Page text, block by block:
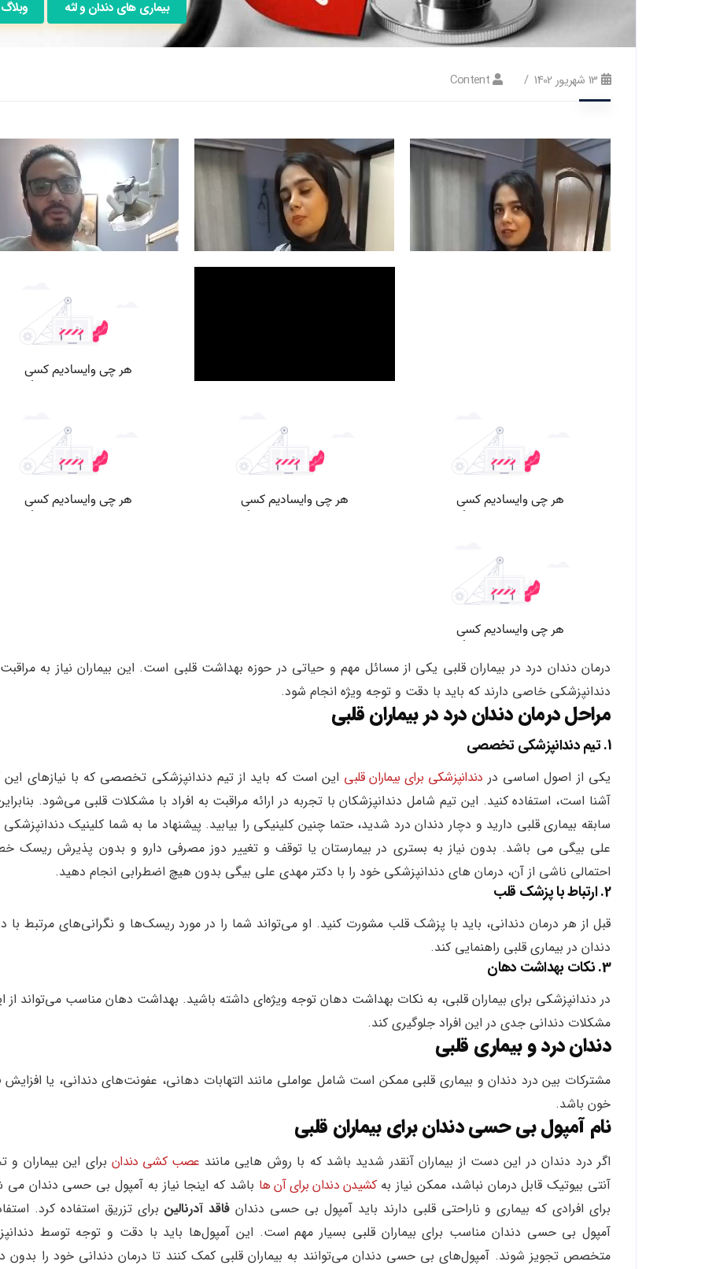
بیماری های دندان و لثه وبلاگ
13 شهریور 1402 Content
درمان دندان درد در بیماران قلبی یکی از مسائل مهم و حیاتی در حوزه بهداشت قلبی است. این بیماران نیاز به
دندانپزشکی خاصی دارند که باید با دقت و توجه ویژه انجام شود.
مراحل درمان دندان درد در بیماران قلبی
1. تیم دندانپزشکی تخصصی
یکی از اصول اساسی در دندانپزشکی برای بیماران قلبی این است که باید از تیم دندانپزشکی تخصصی که با نیازهای این
آشنا است، استفاده کنید. این تیم شامل دندانپزشکان با تجربه در ارائه مراقبت به افراد با مشکلات قلبی می‌شود.
سابقه بیماری قلبی دارید و دچار دندان درد شدید، حتما چنین کلینیکی را بیابید. پیشنهاد ما به شما کلینیک دندانپزشکی
علی بیگی می باشد. بدون نیاز به بستری در بیمارستان یا توقف و تغییر دوز مصرفی دارو و بدون پذیرش ریسک
احتمالی ناشی از آن، درمان های دندانپزشکی خود را با دکتر مهدی علی بیگی بدون هیچ اضطرابی انجام دهید.
2. ارتباط با پزشک قلب
قبل از هر درمان دندانی، باید با پزشک قلب مشورت کنید. او می‌تواند شما را در مورد ریسک‌ها و نگرانی‌های مرتبط با
دندان در بیماری قلبی راهنمایی کند.
3. نکات بهداشت دهان
در دندانپزشکی برای بیماران قلبی، به نکات بهداشت دهان توجه ویژه‌ای داشته باشید. بهداشت دهان مناسب می‌تواند از
مشکلات دندانی جدی در این افراد جلوگیری کند.
دندان درد و بیماری قلبی
مشترکات بین درد دندان و بیماری قلبی ممکن است شامل عواملی مانند التهابات دهانی، عفونت‌های دندانی، یا افزایش
خون باشد.
نام آمپول بی حسی دندان برای بیماران قلبی
اگر درد دندان در این دست از بیماران آنقدر شدید باشد که با روش هایی مانند عصب کشی دندان برای این بیماران و
آنتی بیوتیک قابل درمان نباشد، ممکن نیاز بهکشیدن دندان برای آن ها باشد که اینجا نیاز به آمپول بی حسی دندان می
برای افرادی که بیماری و ناراحتی قلبی دارند باید آمپول بی حسی دندانفاقد آدرنالین برای تزریق استفاده کرد.
آمپول بی حسی دندان مناسب برای بیماران قلبی بسیار مهم است. این آمپول‌ها باید با دقت و توجه توسط
متخصص تجویز شوند. آمپول‌های بی حسی دندان می‌توانند به بیماران قلبی کمک کنند تا درمان دندانی خود را بدون